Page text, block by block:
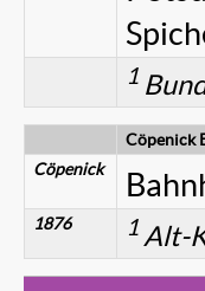
1
Cöpenick
Cöpenick
1876 1 Alt-